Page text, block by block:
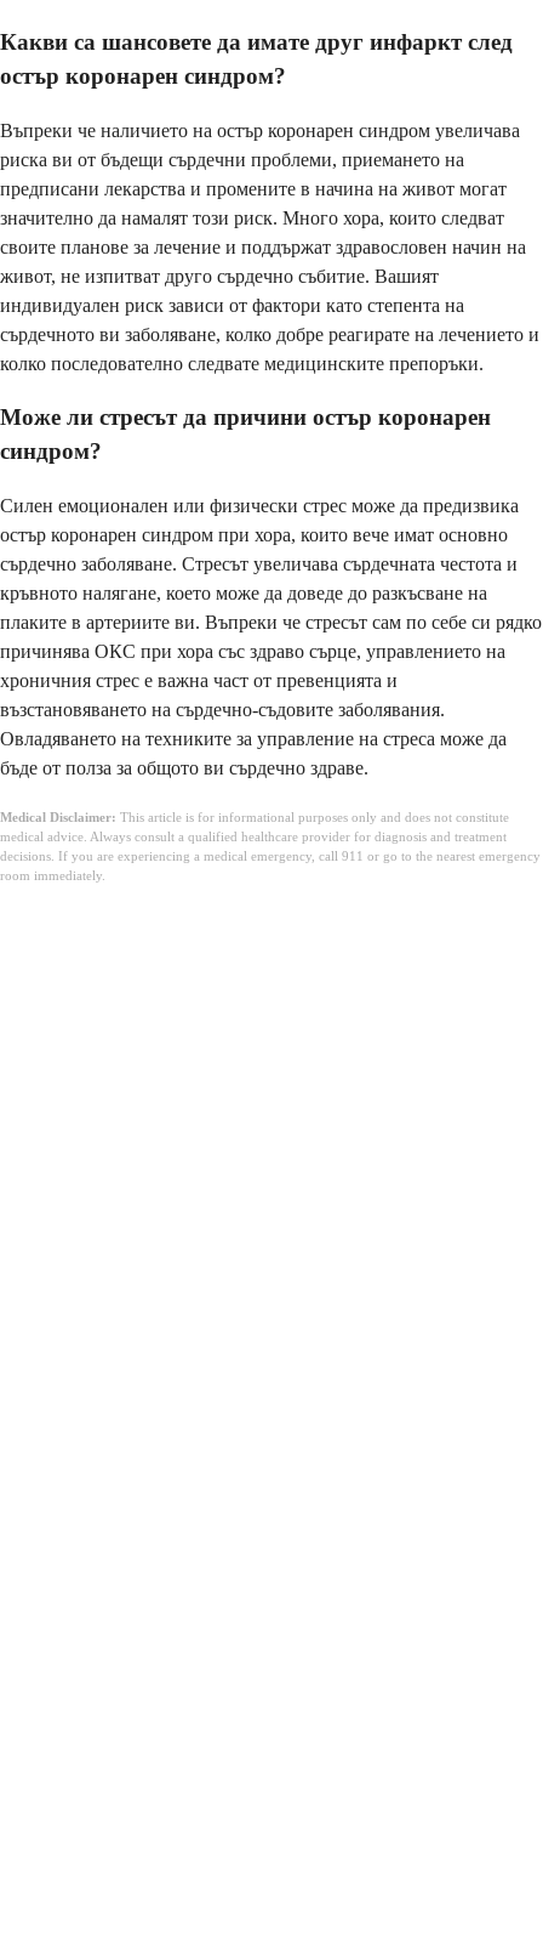
Какви са шансовете да имате друг инфаркт след
остър коронарен синдром?
Въпреки че наличието на остър коронарен синдром увеличава
риска ви от бъдещи сърдечни проблеми, приемането на
предписани лекарства и промените в начина на живот могат
значително да намалят този риск. Много хора, които следват
своите планове за лечение и поддържат здравословен начин на
живот, не изпитват друго сърдечно събитие. Вашият
индивидуален риск зависи от фактори като степента на
сърдечното ви заболяване, колко добре реагирате на лечението и
колко последователно следвате медицинските препоръки.
Може ли стресът да причини остър коронарен
синдром?
Силен емоционален или физически стрес може да предизвика
остър коронарен синдром при хора, които вече имат основно
сърдечно заболяване. Стресът увеличава сърдечната честота и
кръвното налягане, което може да доведе до разкъсване на
плаките в артериите ви. Въпреки че стресът сам по себе си рядко
причинява ОКС при хора със здраво сърце, управлението на
хроничния стрес е важна част от превенцията и
възстановяването на сърдечно-съдовите заболявания.
Овладяването на техниките за управление на стреса може да
бъде от полза за общото ви сърдечно здраве.
Medical Disclaimer: This article is for informational purposes only and does not constitute
medical advice. Always consult a qualified healthcare provider for diagnosis and treatment
decisions. If you are experiencing a medical emergency, call 911 or go to the nearest emergency
room immediately.